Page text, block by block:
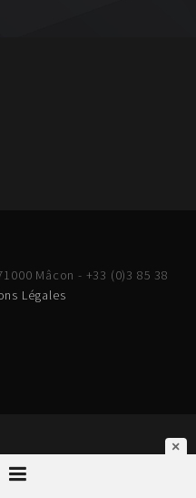
Mâcon - +33 (0)3 85 38
Légales